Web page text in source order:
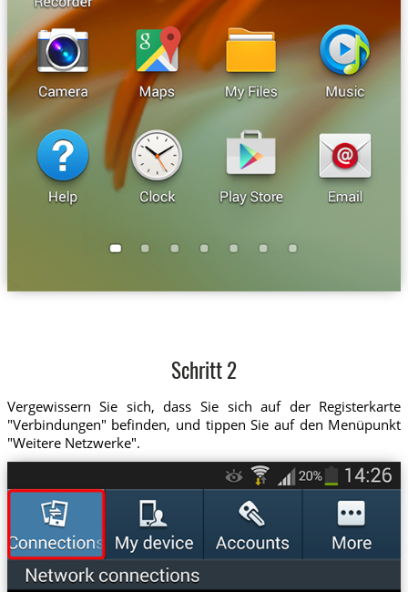
Schritt 2
Vergewissern Sie sich, dass Sie sich auf der Registerkarte
"Verbindungen" befinden, und tippen Sie auf den Menüpunkt
"Weitere Netzwerke".